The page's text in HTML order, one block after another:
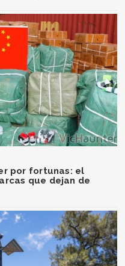
por fortunas: el
que dejan de